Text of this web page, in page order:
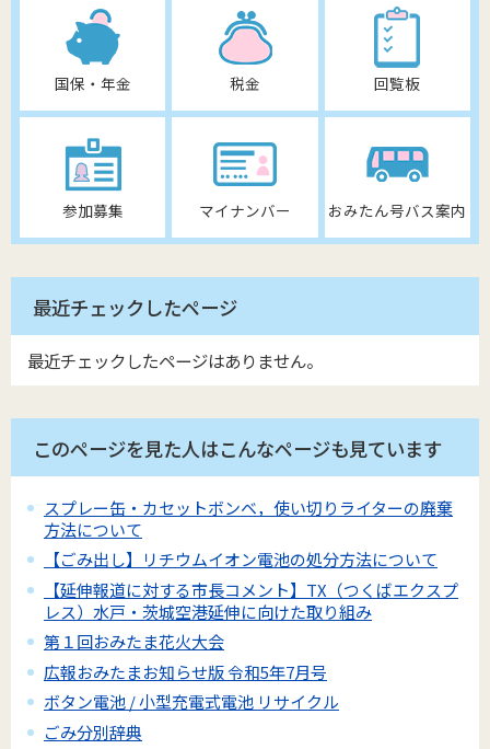
国保・年金 税金 回覧板
参加募集 マイナンバー おみたん号バス案内
最近チェックしたページ
最近チェックしたページはありません。
このページを見た人はこんなページも見ています
スプレー缶・カセットボンベ，使い切りライターの廃棄
方法について
【ごみ出し】リチウムイオン電池の処分方法について
【延伸報道に対する市長コメント】TX（つくばエクスプ
レス）水戸・茨城空港延伸に向けた取り組み
第１回おみたま花火大会
広報おみたまお知らせ版 令和5年7月号
ボタン電池 / 小型充電式電池 リサイクル
ごみ分別辞典